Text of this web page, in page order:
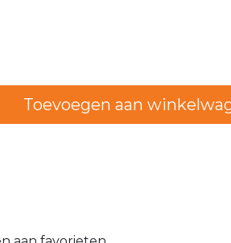
Toevoegen aan